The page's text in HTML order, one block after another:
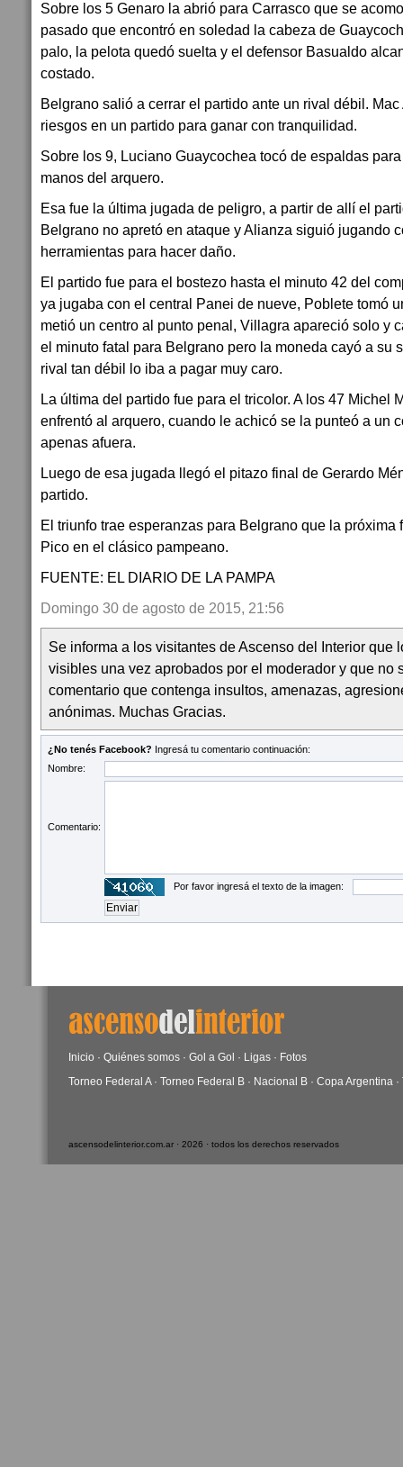
Sobre los 5 Genaro la abrió para Carrasco que se
pasado que encontró en soledad la cabeza de
palo, la pelota quedó suelta y el defensor Basualdo
costado.
Belgrano salió a cerrar el partido ante un rival débil.
riesgos en un partido para ganar con tranquilidad.
Sobre los 9, Luciano Guaycochea tocó de espaldas
manos del arquero.
Esa fue la última jugada de peligro, a partir de allí el
Belgrano no apretó en ataque y Alianza siguió jugando
herramientas para hacer daño.
El partido fue para el bostezo hasta el minuto 42 del
ya jugaba con el central Panei de nueve, Poblete tomó
metió un centro al punto penal, Villagra apareció solo y
el minuto fatal para Belgrano pero la moneda cayó a su
rival tan débil lo iba a pagar muy caro.
La última del partido fue para el tricolor. A los 47 Michel
enfrentó al arquero, cuando le achicó se la punteó a un
apenas afuera.
Luego de esa jugada llegó el pitazo final de Gerardo
partido.
El triunfo trae esperanzas para Belgrano que la próxima
Pico en el clásico pampeano.
FUENTE: EL DIARIO DE LA PAMPA
Domingo 30 de agosto de 2015, 21:56
Se informa a los visitantes de Ascenso del Interior que
visibles una vez aprobados por el moderador y que no
comentario que contenga insultos, amenazas,
anónimas. Muchas Gracias.
¿No tenés Facebook? Ingresá tu comentario continuación:
Nombre:
Comentario:
Por favor ingresá el texto de la imagen:
Inicio · Quiénes somos · Gol a Gol · Ligas · Fotos
Torneo Federal A· Torneo Federal B · Nacional B · Copa Argentina ·
ascensodelinterior.com.ar · 2026 · todos los derechos reservados